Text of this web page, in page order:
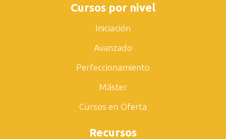
Cursos por nivel
Iniciación
Avanzado
Perfeccionamiento
Máster
Cursos en Oferta
Recursos